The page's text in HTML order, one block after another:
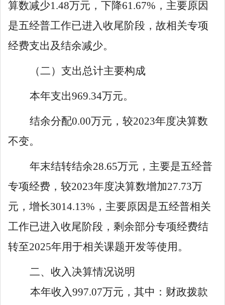
算数减少1 .48万元，下降61 .67% ，主要原因
是五经普工作已进入收尾阶段，故相关专项
经费支出 及结余减少。
（二） 支出总计主要构成
本年支出969.34万元。
结余分配0.00万元，较2023年度决算数
不变。
年末结转结余28.65万元，主要是五经普
专项经费 ，较2023年度决算数增加27.73万
元，增长3014.13% ，主要原因是五经普相关
工作已进入收尾阶段，剩余部分专项经费结
转至2025年用于相关课题开发等使用。
二、收入决算情况说明
本年收入997.07万元，其中：财政拨款